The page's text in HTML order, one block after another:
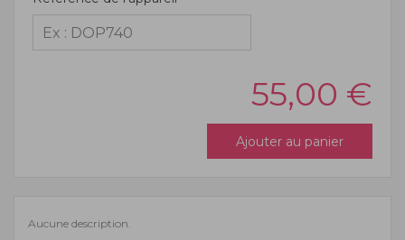
55,00 €
Ajouter au panier
Aucune description.